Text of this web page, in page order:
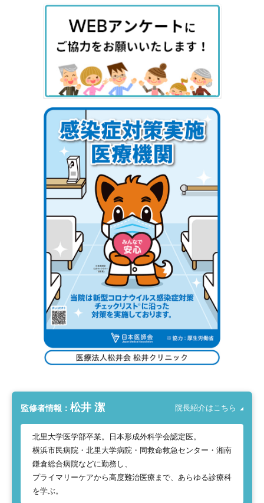
監修者情報： 松井 潔 院長紹介はこちら
北里大学医学部卒業。日本形成外科学会認定医。
横浜市民病院・北里大学病院・同救命救急センター・湘南
鎌倉総合病院などに勤務し、
プライマリーケアから高度難治医療まで、あらゆる診療科
を学ぶ。